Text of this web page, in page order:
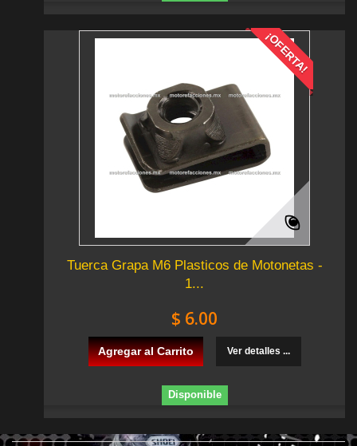
¡OFERTA!
Tuerca Grapa M6 Plasticos de Motonetas -
1...
$ 6.00
Agregar al Carrito Ver detalles ...
Disponible